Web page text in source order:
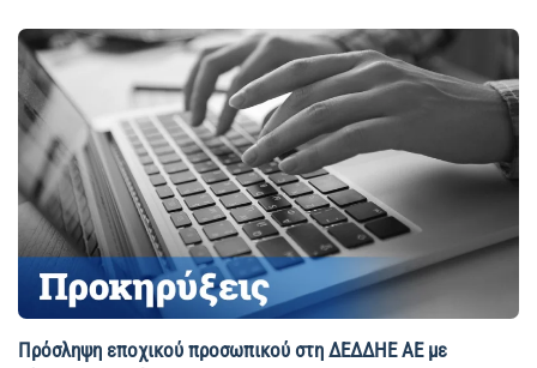
Πρόσληψη εποχικού προσωπικού στη ΔΕΔΔΗΕ ΑΕ με